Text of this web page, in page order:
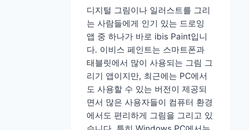
디지털 그림이나 일러스트를 그리
는 사람들에게 인기 있는 드로잉
앱 중 하나가 바로 ibis Paint입니
다. 이비스 페인트는 스마트폰과
태블릿에서 많이 사용되는 그림 그
리기 앱이지만, 최근에는 PC에서
도 사용할 수 있는 버전이 제공되
면서 많은 사용자들이 컴퓨터 환경
에서도 편리하게 그림을 그리고 있